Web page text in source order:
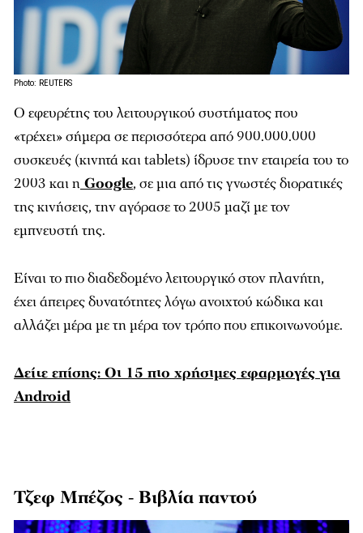
Photo: REUTERS
O εφευρέτης του λειτουργικού συστήματος που
«τρέχει» σήμερα σε περισσότερα από 900.000.000
συσκευές (κινητά και tablets) ίδρυσε την εταιρεία του το
2003 και η Google, σε μια από τις γνωστές διορατικές
της κινήσεις, την αγόρασε το 2005 μαζί με τον
εμπνευστή της.
Είναι το πιο διαδεδομένο λειτουργικό στον πλανήτη,
έχει άπειρες δυνατότητες λόγω ανοιχτού κώδικα και
αλλάζει μέρα με τη μέρα τον τρόπο που επικοινωνούμε.
Δείτε επίσης: Οι 15 πιο χρήσιμες εφαρμογές για
Android
Τζεφ Μπέζος - Βιβλία παντού